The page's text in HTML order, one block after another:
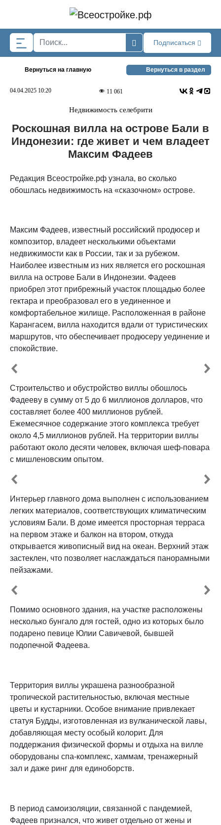
Подписаться
Вернуться на главную Вернуться в раздел
04.04.2025 10:20 11 061
Недвижимость селебрити
Роскошная вилла на острове Бали в
Индонезии: где живет и чем владеет
Максим Фадеев
Редакция Всеостройке.рф узнала, во сколько
обошлась недвижимость на «сказочном» острове.
Максим Фадеев, известный российский продюсер и
композитор, владеет несколькими объектами
недвижимости как в России, так и за рубежом.
Наиболее известным из них является его роскошная
вилла на острове Бали в Индонезии. Фадеев
приобрел этот прибрежный участок площадью более
гектара и преобразовал его в уединенное и
комфортабельное жилище. Расположенная в районе
Карангасем, вилла находится вдали от туристических
маршрутов, что обеспечивает продюсеру уединение и
спокойствие. ​
Строительство и обустройство виллы обошлось
Фадееву в сумму от 5 до 6 миллионов долларов, что
составляет более 400 миллионов рублей.
Ежемесячное содержание этого комплекса требует
около 4,5 миллионов рублей. На территории виллы
работают около десяти человек, включая шеф-повара
с мишленовским опытом.
Интерьер главного дома выполнен с использованием
легких материалов, соответствующих климатическим
условиям Бали. В доме имеется просторная терраса
на первом этаже и балкон на втором, откуда
открывается живописный вид на океан. Верхний этаж
застеклен, что позволяет наслаждаться панорамными
пейзажами.
Помимо основного здания, на участке расположены
несколько бунгало для гостей, одно из которых было
подарено певице Юлии Савичевой, бывшей
подопечной Фадеева.
Территория виллы украшена разнообразной
тропической растительностью, включая местные
цветы и кустарники. Особое внимание привлекает
статуя Будды, изготовленная из вулканической лавы,
добавляющая месту особый колорит. Для
поддержания физической формы и отдыха на вилле
оборудованы спа-комплекс, хаммам, тренажерный
зал и даже ринг для единоборств.​
В период самоизоляции, связанной с пандемией,
Фадеев признался, что живет отдельно от жены и